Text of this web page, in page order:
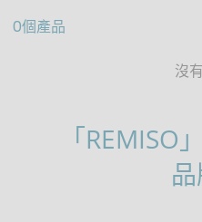
0個產品
沒
「REMISO